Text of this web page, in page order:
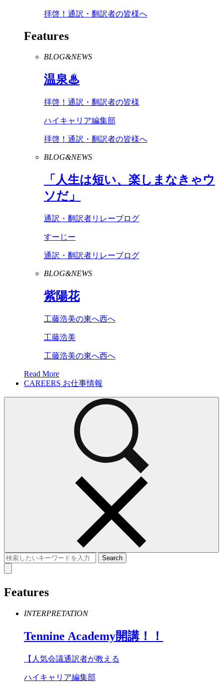
拝啓！通訳・翻訳者の皆様へ
Features
BLOG&NEWS
温泉♨
拝啓！通訳・翻訳者の皆様
ハイキャリア編集部
拝啓！通訳・翻訳者の皆様へ
BLOG&NEWS
「人生は短い、楽しまなきゃウ
ソだ」
通訳・翻訳者リレーブログ
すーじー
通訳・翻訳者リレーブログ
BLOG&NEWS
紫陽花
工藤浩美の東へ西へ
工藤浩美
工藤浩美の東へ西へ
Read More
CAREERS お仕事情報
Features
INTERPRETATION
Tennine Academy開講！！
【人気会議通訳者が教える
ハイキャリア編集部